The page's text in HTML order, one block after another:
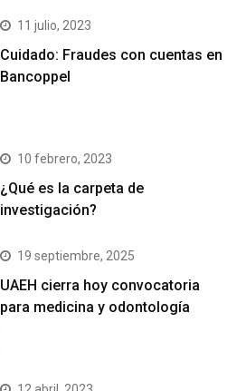
11 julio, 2023
Cuidado: Fraudes con cuentas en
Bancoppel
10 febrero, 2023
¿Qué es la carpeta de
investigación?
19 septiembre, 2025
UAEH cierra hoy convocatoria
para medicina y odontología